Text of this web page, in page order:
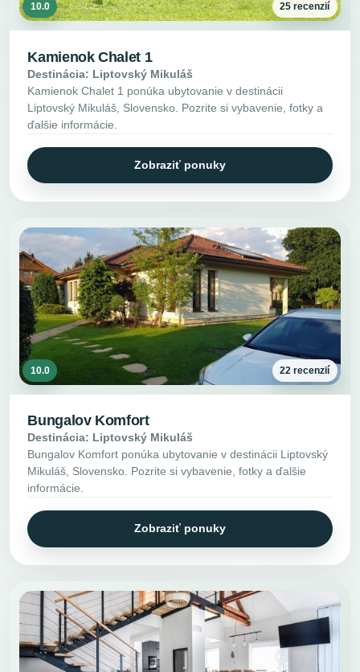
10.0 25 recenzií
Kamienok Chalet 1
Destinácia: Liptovský Mikuláš
Kamienok Chalet 1 ponúka ubytovanie v destinácii
Liptovský Mikuláš, Slovensko. Pozrite si vybavenie, fotky a
ďalšie informácie.
Zobraziť ponuky
10.0 22 recenzií
Bungalov Komfort
Destinácia: Liptovský Mikuláš
Bungalov Komfort ponúka ubytovanie v destinácii Liptovský
Mikuláš, Slovensko. Pozrite si vybavenie, fotky a ďalšie
informácie.
Zobraziť ponuky